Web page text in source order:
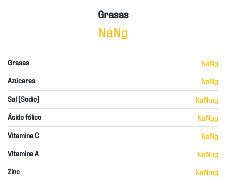
Grasas
NaNg
Grasas NaNg
Azúcares NaNg
Sal (Sodio) NaNmg
Ácido fólico NaNug
Vitamina C NaNg
Vitamina A NaNug
Zinc NaNmg